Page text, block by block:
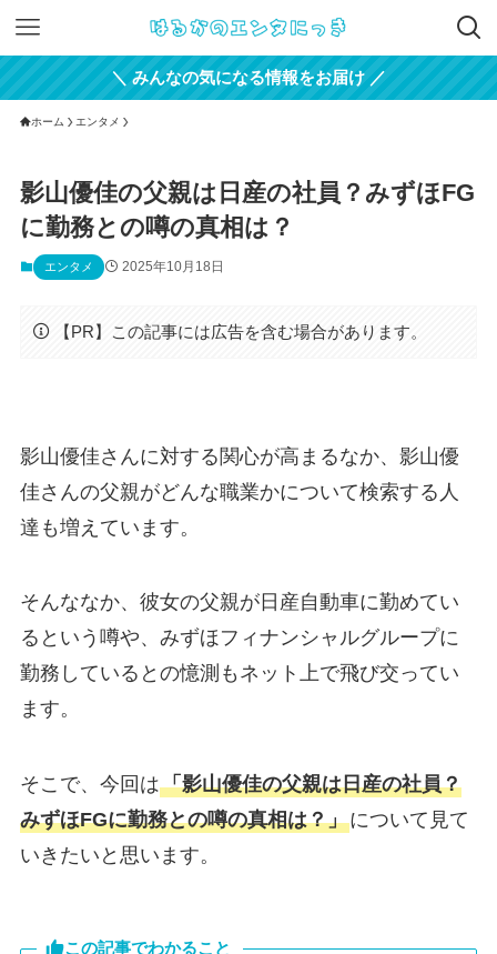
＼ みんなの気になる情報をお届け ／
ホーム エンタメ
影山優佳の父親は日産の社員？みずほFG
に勤務との噂の真相は？
エンタメ 2025年10月18日
【PR】この記事には広告を含む場合があります。
影山優佳さんに対する関心が高まるなか、影山優
佳さんの父親がどんな職業かについて検索する人
達も増えています。
そんななか、彼女の父親が日産自動車に勤めてい
るという噂や、みずほフィナンシャルグループに
勤務しているとの憶測もネット上で飛び交ってい
ます。
そこで、今回は「影山優佳の父親は日産の社員？
みずほFGに勤務との噂の真相は？」について見て
いきたいと思います。
この記事でわかること